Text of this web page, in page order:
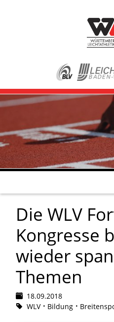
Die WLV
Kongresse
wieder
Themen
18.09.2018
WLV
Bildung